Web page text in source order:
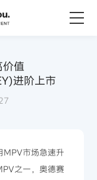
价值
进阶上市
MPV市场急速升
之一，奥德赛